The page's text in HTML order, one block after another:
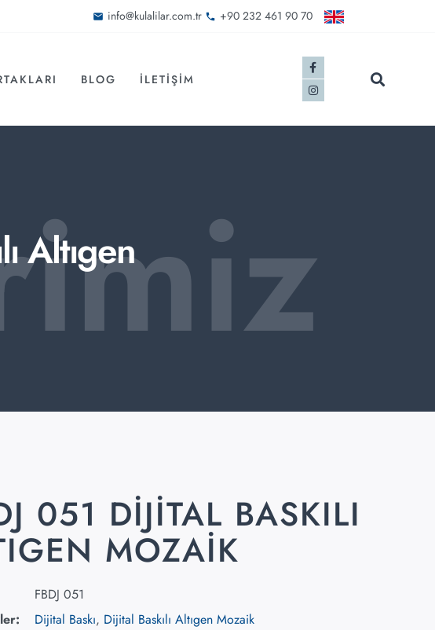
info@kulalilar.com.tr +90 232 461 90 70
BLOG İLETIŞIM
Altıgen
051 DIJITAL BASKILI
MOZAIK
FBDJ 051
Dijital Baskı, Dijital Baskılı Altıgen Mozaik